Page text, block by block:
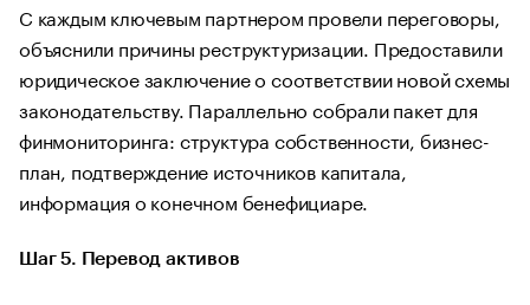
С каждым ключевым партнером провели переговоры,
объяснили причины реструктуризации. Предоставили
юридическое заключение о соответствии новой схемы
законодательству. Параллельно собрали пакет для
финмониторинга: структура собственности, бизнес-
план, подтверждение источников капитала,
информация о конечном бенефициаре.
Шаг 5. Перевод активов